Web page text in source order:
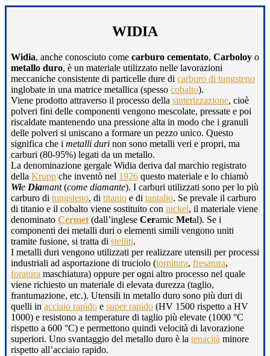
WIDIA
Widia, anche conosciuto come carburo cementato, Carboloy o
metallo duro, è un materiale utilizzato nelle lavorazioni
meccaniche consistente di particelle dure di carburo di tungsteno
inglobate in una matrice metallica (spesso cobalto).
Viene prodotto attraverso il processo della sinterizzazione, cioè
polveri fini delle componenti vengono mescolate, pressate e poi
riscaldate mantenendo una pressione alta in modo che i granuli
delle polveri si uniscano a formare un pezzo unico. Questo
significa che i metalli duri non sono metalli veri e propri, ma
carburi (80-95%) legati da un metallo.
La denominazione gergale Widia deriva dal marchio registrato
della Krupp che inventò nel 1926 questo materiale e lo chiamò
Wie Diamant(come diamante). I carburi utilizzati sono per lo più
carburo di tungsteno, di titanio e di tantalio. Se prevale il carburo
di titanio e il cobalto viene sostituito con nickel, il materiale viene
denominato Cermet (dall’inglese Ceramic Metal). Se i
componenti dei metalli duri o elementi simili vengono uniti
tramite fusione, si tratta di stelliti.
I metalli duri vengono utilizzati per realizzare utensili per processi
industriali ad asportazione di truciolo (tornitura, fresatura,
foratura maschiatura) oppure per ogni altro processo nel quale
viene richiesto un materiale di elevata durezza (taglio,
frantumazione, etc.). Utensili in metallo duro sono più duri di
quelli in acciaio rapido e super rapido (HV 1500 rispetto a HV
1000) e resistono a temperature di taglio più elevate (1000 °C
rispetto a 600 °C) e permettono quindi velocità di lavorazione
superiori. Uno svantaggio del metallo duro è la tenacità minore
rispetto all’acciaio rapido.